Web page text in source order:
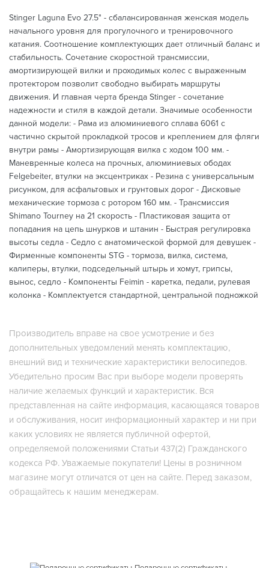
Stinger Laguna Evo 27.5" - сбалансированная женская модель
начального уровня для прогулочного и тренировочного
катания. Соотношение комплектующих дает отличный баланс и
стабильность. Сочетание скоростной трансмиссии,
амортизирующей вилки и проходимых колес с выраженным
протектором позволит свободно выбирать маршруты
движения. И главная черта бренда Stinger - сочетание
надежности и стиля в каждой детали. Значимые особенности
данной модели: - Рама из алюминиевого сплава 6061 с
частично скрытой прокладкой тросов и креплением для фляги
внутри рамы - Амортизирующая вилка с ходом 100 мм. -
Маневренные колеса на прочных, алюминиевых ободах
Felgebeiter, втулки на эксцентриках - Резина с универсальным
рисунком, для асфальтовых и грунтовых дорог - Дисковые
механические тормоза с ротором 160 мм. - Трансмиссия
Shimano Tourney на 21 скорость - Пластиковая защита от
попадания на цепь шнурков и штанин - Быстрая регулировка
высоты седла - Седло с анатомической формой для девушек -
Фирменные компоненты STG - тормоза, вилка, система,
калиперы, втулки, подседельный штырь и хомут, грипсы,
вынос, седло - Компоненты Feimin - каретка, педали, рулевая
колонка - Комплектуется стандартной, центральной подножкой
Производитель вправе на свое усмотрение и без
дополнительных уведомлений менять комплектацию,
внешний вид и технические характеристики велосипедов.
Убедительно просим Вас при выборе модели проверять
наличие желаемых функций и характеристик. Вся
представленная на сайте информация, касающаяся товаров
и обслуживания, носит информационный характер и ни при
каких условиях не является публичной офертой,
определяемой положениями Статьи 437(2) Гражданского
кодекса РФ. Уважаемые покупатели! Цены в розничном
магазине могут отличатся от цен на сайте. Перед заказом,
обращайтесь к нашим менеджерам.